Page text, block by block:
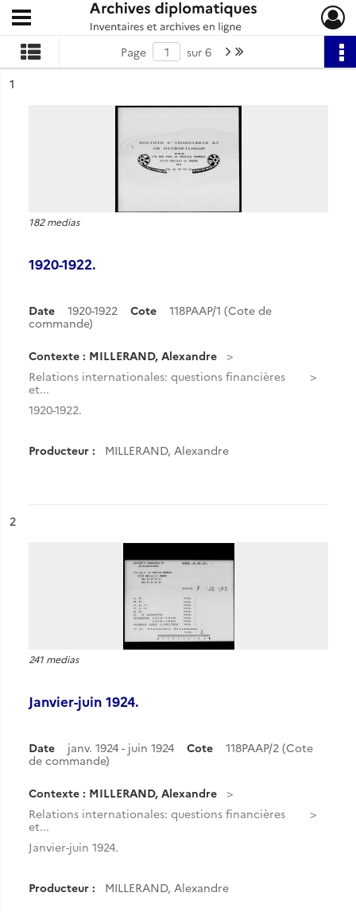
Archives diplomatiques
Ouvrir le menu déroulant
Page sur 6 Page suivante : 1/6
n°
1
182 medias
1920-1922.
Date 1920-1922 Cote
118PAAP/1 (Cote de
commande)
Contexte : MILLERAND, Alexandre
Relations internationales: questions financières
et...
1920-1922.
Producteur : MILLERAND, Alexandre
n°
2
241 medias
Janvier-juin 1924.
Date janv. 1924 - juin 1924 Cote
118PAAP/2 (Cote
de commande)
Contexte : MILLERAND, Alexandre
Relations internationales: questions financières
et...
Janvier-juin 1924.
Producteur : MILLERAND, Alexandre